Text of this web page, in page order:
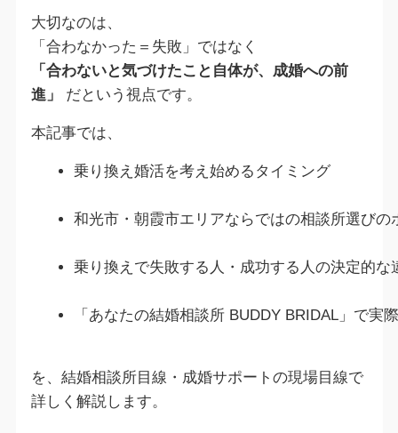
大切なのは、
「合わなかった＝失敗」ではなく
「合わないと気づけたこと自体が、成婚への前
進」
だという視点です。
本記事では、
乗り換え婚活を考え始めるタイミング
和光市・朝霞市エリアならではの相談所選びの
乗り換えで失敗する人・成功する人の決定的な
「あなたの結婚相談所 BUDDY BRIDAL」で実
を、結婚相談所目線・成婚サポートの現場目線で
詳しく解説します。